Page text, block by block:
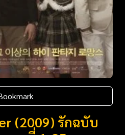
(2009) รักฉบับ